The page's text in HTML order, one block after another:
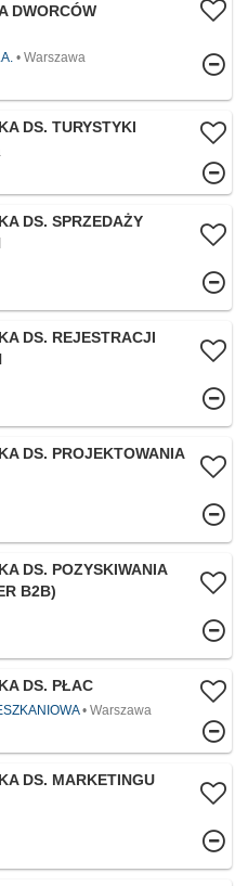
DWORCÓW
Warszawa
DS. TURYSTYKI
DS. SPRZEDAŻY
DS. REJESTRACJI
DS. PROJEKTOWANIA
DS. POZYSKIWANIA
B2B)
DS. PŁAC
Warszawa
DS. MARKETINGU